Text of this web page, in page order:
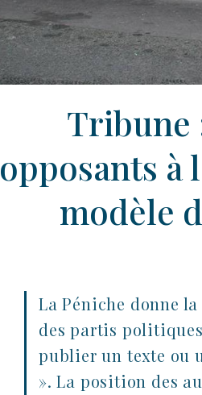
Tribune
opposants
modèle
La Péniche donne
des partis
publier un texte ou
». La position des